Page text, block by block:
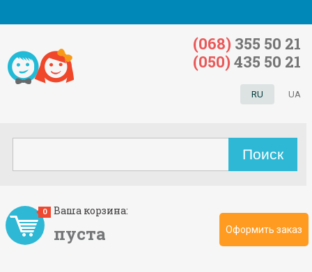
Ваша корзина:
пуста
0
Оформить заказ
RU UA
(068) 355 50 21
(050) 435 50 21